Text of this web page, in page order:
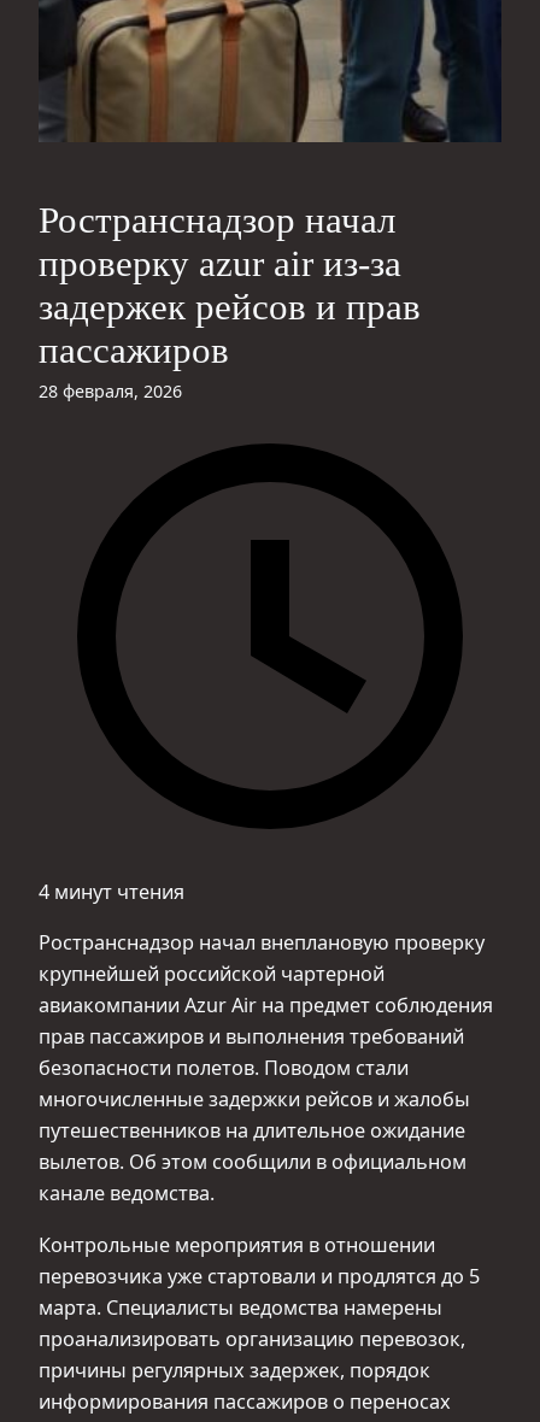
Ространснадзор начал
проверку azur air из‑за
задержек рейсов и прав
пассажиров
28 февраля, 2026
4 минут чтения
Ространснадзор начал внеплановую проверку
крупнейшей российской чартерной
авиакомпании Azur Air на предмет соблюдения
прав пассажиров и выполнения требований
безопасности полетов. Поводом стали
многочисленные задержки рейсов и жалобы
путешественников на длительное ожидание
вылетов. Об этом сообщили в официальном
канале ведомства.
Контрольные мероприятия в отношении
перевозчика уже стартовали и продлятся до 5
марта. Специалисты ведомства намерены
проанализировать организацию перевозок,
причины регулярных задержек, порядок
информирования пассажиров о переносах